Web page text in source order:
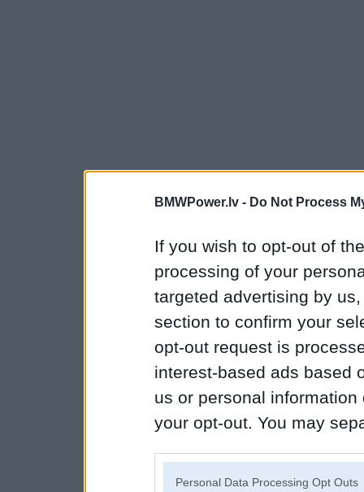
BMWPower.lv - Do Not Process
If you wish to opt-out of
processing of your
targeted advertising by
section to confirm your
opt-out request is
interest-based ads based
us or personal
your opt-out. You may
Personal Data Processing Opt Outs